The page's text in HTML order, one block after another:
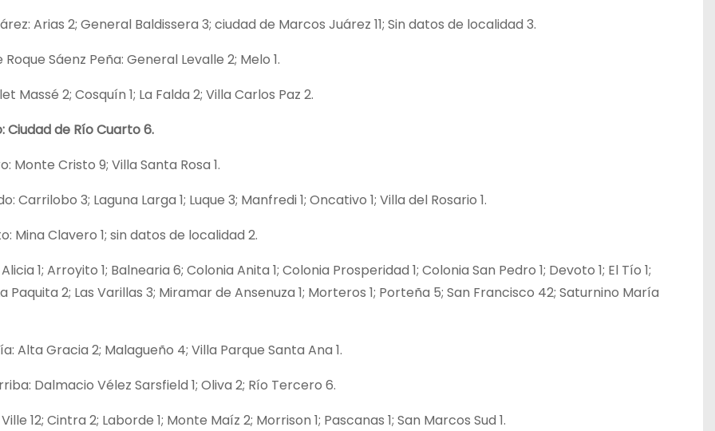
Arias 2; General Baldissera 3; ciudad de Marcos Juárez 11; Sin datos de localidad 3.
Sáenz Peña: General Levalle 2; Melo 1.
Massé 2; Cosquín 1; La Falda 2; Villa Carlos Paz 2.
Ciudad de Río Cuarto 6.
Monte Cristo 9; Villa Santa Rosa 1.
Carrilobo 3; Laguna Larga 1; Luque 3; Manfredi 1; Oncativo 1; Villa del Rosario 1.
Mina Clavero 1; sin datos de localidad 2.
1; Arroyito 1; Balnearia 6; Colonia Anita 1; Colonia Prosperidad 1; Colonia San Pedro 1; Devoto 1; El Tío 1;
Paquita 2; Las Varillas 3; Miramar de Ansenuza 1; Morteros 1; Porteña 5; San Francisco 42; Saturnino María
Alta Gracia 2; Malagueño 4; Villa Parque Santa Ana 1.
Dalmacio Vélez Sarsfield 1; Oliva 2; Río Tercero 6.
12; Cintra 2; Laborde 1; Monte Maíz 2; Morrison 1; Pascanas 1; San Marcos Sud 1.